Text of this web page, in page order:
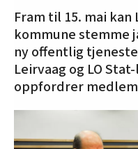
Fram til 15. mai
kommune
ny offentlig
Leirvaag og LO
oppfordrer